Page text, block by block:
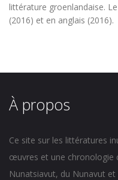
littérature groenlandaise.
(2016) et en anglais (2016).
À propos
Ce site sur les littératures
œuvres et une chronologie
Nunatsiavut, du Nunavut et